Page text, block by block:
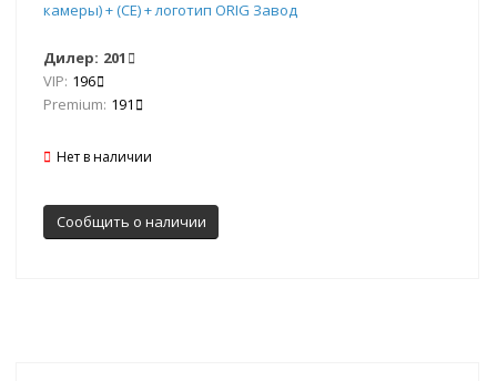
камеры) + (СЕ) + логотип ORIG Завод
Дилер: 201
VIP: 196
Premium: 191
Нет в наличии
Сообщить о наличии